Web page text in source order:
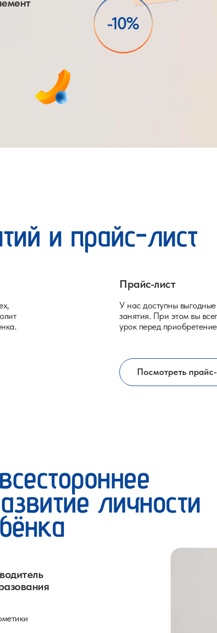
и прайс-лист
Прайс-лист
У нас доступны
занятия. При этом вы
урок перед
Посмотреть
всестороннее
личности